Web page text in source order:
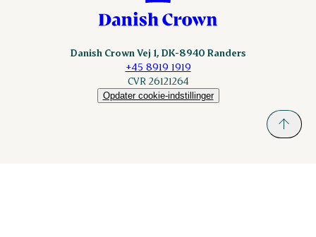
Danish Crown Vej 1, DK-8940 Randers
+45 8919 1919
CVR 26121264
Opdater cookie-indstillinger